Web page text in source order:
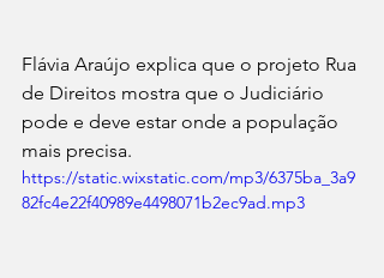
Flávia Araújo explica que o projeto Rua
de Direitos mostra que o Judiciário
pode e deve estar onde a população
mais precisa.
https://static.wixstatic.com/mp3/6375ba_3a9
82fc4e22f40989e4498071b2ec9ad.mp3